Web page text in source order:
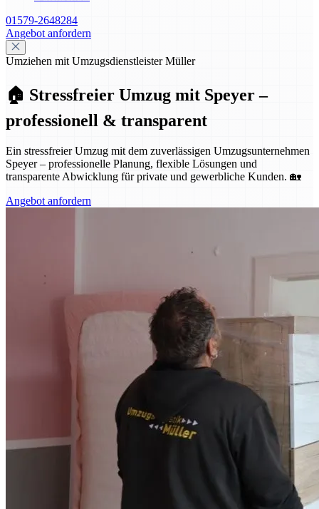
01579-2648284
Angebot anfordern
Umziehen mit Umzugsdienstleister Müller
🏠 Stressfreier Umzug mit Speyer –
professionell & transparent
Ein stressfreier Umzug mit dem zuverlässigen Umzugsunternehmen
Speyer – professionelle Planung, flexible Lösungen und
transparente Abwicklung für private und gewerbliche Kunden. 🏡
Angebot anfordern